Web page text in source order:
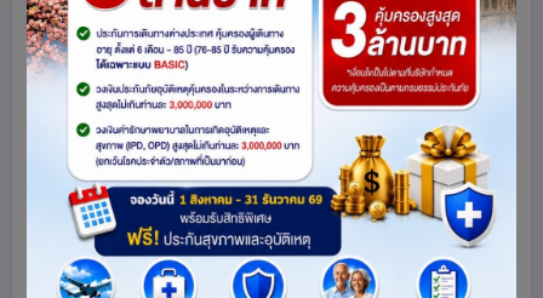
Nordic Scan & Iceland Golden
Route เดนมาร์ค – ไอซ์แลนด์ - สวีเดน
10 วัน 7 คืน โดยสายการบิน Thai
Airways (TG)
เดนมาร์ก ไอซ์แลนด์ สวีเดน
ยุโรป
สแกนดิเนเวีย
2106 share
ดูโปรแกรมทัวร์